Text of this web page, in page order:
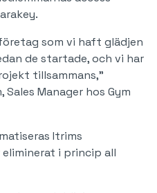
som vi haft glädjen
de startade, och vi har
tillsammans,"
Manager hos Gym
Itrims
i princip all